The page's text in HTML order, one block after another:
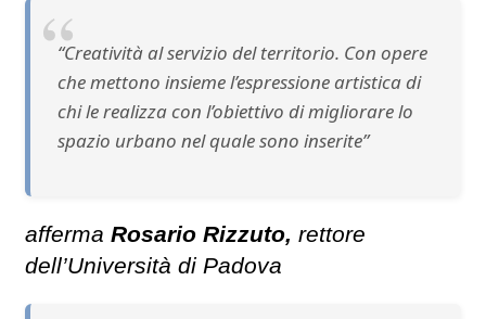
“Creatività al servizio del territorio. Con opere
che mettono insieme l’espressione artistica di
chi le realizza con l’obiettivo di migliorare lo
spazio urbano nel quale sono inserite”
afferma Rosario Rizzuto, rettore
dell’Università di Padova